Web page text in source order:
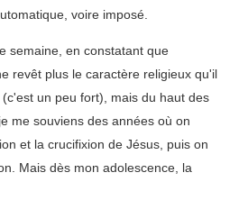
voire imposé.
semaine, en constatant que
revêt plus le caractère religieux qu'il
un peu fort), mais du haut des
me souviens des années où on
et la crucifixion de Jésus, puis on
Mais dès mon adolescence, la